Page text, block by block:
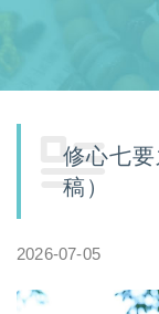
修心七
稿）
2026-07-05